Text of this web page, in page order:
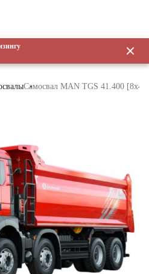
Самосвал MAN TGS 41.400 [8x4,